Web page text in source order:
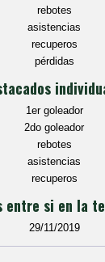
rebotes
asistencias
recuperos
pérdidas
1er goleador
2do goleador
rebotes
asistencias
recuperos
entre si en la
29/11/2019